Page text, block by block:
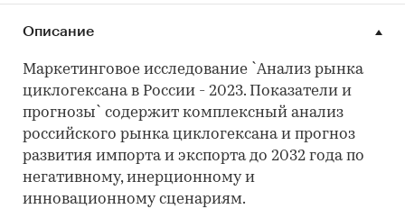
Описание
Маркетинговое исследование `Анализ рынка
циклогексана в России - 2023. Показатели и
прогнозы` содержит комплексный анализ
российского рынка циклогексана и прогноз
развития импорта и экспорта до 2032 года по
негативному, инерционному и
инновационному сценариям.